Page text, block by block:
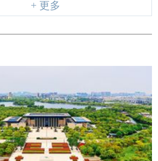
+ 更多